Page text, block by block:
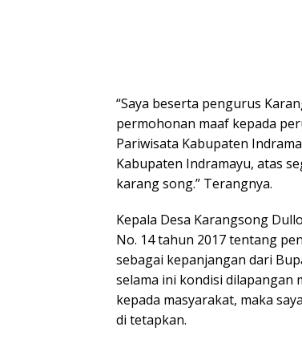
“Saya beserta pengurus
permohonan maaf kepada
Pariwisata Kabupaten
Kabupaten Indramayu, atas
karang song.” Terangnya.
Kepala Desa Karangsong
No. 14 tahun 2017 tentang
sebagai kepanjangan dari
selama ini kondisi dilapangan
kepada masyarakat, maka
di tetapkan.